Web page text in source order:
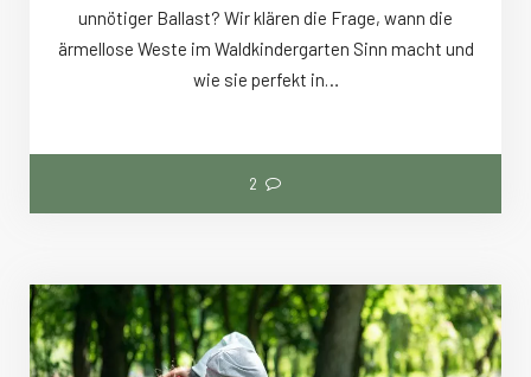
unnötiger Ballast? Wir klären die Frage, wann die
ärmellose Weste im Waldkindergarten Sinn macht und
wie sie perfekt in…
2